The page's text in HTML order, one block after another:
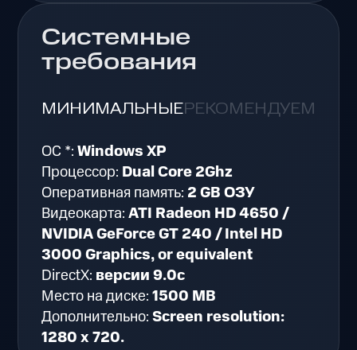
Системные
требования
МИНИМАЛЬНЫЕРЕКОМЕНДУЕМЫЕ
ОС *:Windows XP
Процессор: Dual Core 2Ghz
Оперативная память: 2 GB ОЗУ
Видеокарта:ATI Radeon HD 4650 /
NVIDIA GeForce GT 240 / Intel HD
3000 Graphics, or equivalent
DirectX: версии 9.0c
Место на диске:1500 MB
Дополнительно:Screen resolution:
1280 x 720.